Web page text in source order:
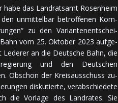
habe das Land­rats­amt Rosenheim
un­mit­tel­bar be­trof­fe­nen Kom­
zu den Varianten­ent­schei­
vom 25. Ok­to­ber 2023 auf­ge­
Lederer an die Deutsche Bahn, die
und den Deutschen
Ob­schon der Kreis­aus­schuss zu­
dis­ku­tier­te, ver­ab­schie­de­te
die Vor­lage des Land­rates. Sie